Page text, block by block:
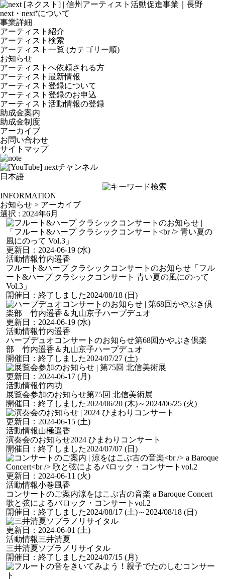
next・next⁺について
事業詳細
アーティスト紹介
アーティスト検索
アーティスト一覧 (カテゴリー順)
お知らせ
アーティストへ依頼される方
アーティスト最新情報
アーティスト登録について
アーティスト登録のお申込
アーティスト活動情報の登録
助成金案内
助成金制度
アーカイブ
お問い合わせ
サイトマップ
INFORMATION
お知らせ > アーカイブ
選択 : 2024年6月
更新日： 2024-06-19 (水)
活動情報竹内遥香
フルート&ハープ クラシックコンサートのお知らせ 「フル
ート&ハープ クラシックコンサート 青い夏の風にのって
Vol.3」
開催日： 終了しました2024/08/18 (日)
更新日： 2024-06-19 (水)
活動情報竹内遥香
ハープデュオコンサートのお知らせ第68回かやぶき倶楽
部 竹内遥香＆丸山京子ハープデュオ
開催日： 終了しました2024/07/27 (土)
更新日： 2024-06-17 (月)
活動情報竹内功
展覧会参加のお知らせ第75回 北信美術展
開催日： 終了しました2024/06/20 (木)～2024/06/25 (火)
更新日： 2024-06-15 (土)
活動情報山極遥香
演奏会のお知らせ2024 ひまわりコンサート
開催日： 終了しました2024/07/07 (日)
更新日： 2024-06-11 (火)
活動情報小巻風香
コンサートのご案内涼をはこぶ古の音楽 a Baroque Concert
歌と弦によるバロック・コンサートvol.2
開催日： 終了しました2024/08/17 (土)～2024/08/18 (日)
更新日： 2024-06-01 (土)
活動情報三井清夏
三井清夏ソプラノリサイタル
開催日： 終了しました2024/07/15 (月)